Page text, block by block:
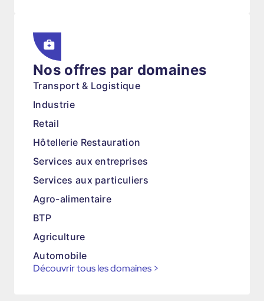
Nos offres par domaines
Transport & Logistique
Industrie
Retail
Hôtellerie Restauration
Services aux entreprises
Services aux particuliers
Agro-alimentaire
BTP
Agriculture
Automobile
Découvrir tous les domaines >